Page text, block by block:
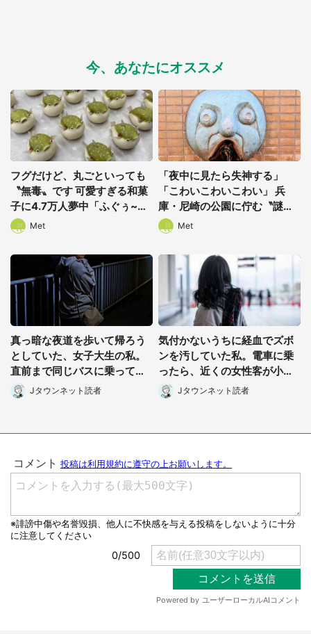
今、あなたにオススメ
フグだけど、丸ごといっても
〝無毒〟です 可愛すぎる和菓
子に4.7万人夢中「ふぐぅ~」
「職人の技ですね」
Met
「夜中に見たら失神する」
「こわいこわいこわい」 兵
庫・尼崎の公園に佇む〝謎す
ぎる顔〟に1.3万人戦慄
Met
真っ暗な夜道を歩いて帰ろう
としていた、女子大生の私。
直前まで同じバスに乗ってた
男性に声をかけられて(長野
県・50代女性)
Jタウンネット読者
気付かないうちに経血でズボ
ンを汚していた私。電車に乗
ったら、近くの女性客が小さ
な声で(千葉県・10代女性)
Jタウンネット読者